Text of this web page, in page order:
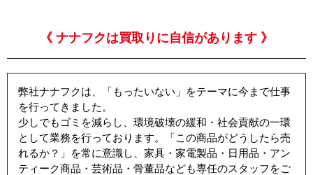
《 ナナフクは買取りに自信があります 》
弊社ナナフクは、「もったいない」をテーマに今まで仕事
を行ってきました。
少しでもゴミを減らし、環境破壊の緩和・社会貢献の一環
として業務を行っております。「この商品がどうしたら売
れるか？」を常に意識し、家具・家電製品・日用品・アン
ティーク商品・芸術品・骨董品なども専任のスタッフをご